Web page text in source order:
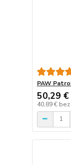
PAW
50,29 €
40,89 € bez